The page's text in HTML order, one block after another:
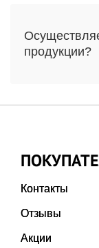
продукции?
Контакты
Отзывы
Акции